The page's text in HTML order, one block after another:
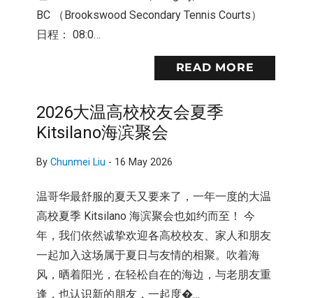
BC （Brookswood Secondary Tennis Courts）
日程： 08:0…
READ MORE
2026大温高校校友会夏季
Kitsilano海滨聚会
By Chunmei Liu - 16 May 2026
温哥华最舒服的夏天又要来了，一年一度的大温
高校夏季 Kitsilano 海滨聚会也如约而至！ 今
年，我们依然诚挚欢迎各高校校友、家人和朋友
一起加入这场属于夏日与友情的相聚。吹着海
风，晒着阳光，在轻松自在的海边，与老朋友重
逢，也认识新的朋友，一起度�…